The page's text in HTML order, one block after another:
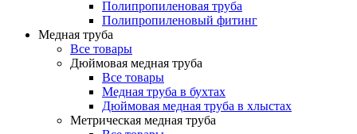
Полипропиленовая труба
Полипропиленовый фитинг
Медная труба
Все товары
Дюймовая медная труба
Все товары
Медная труба в бухтах
Дюймовая медная труба в хлыстах
Метрическая медная труба